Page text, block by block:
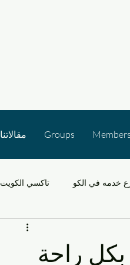
مقالاتنا Groups Members
خدمه في الكو تاكسي الكويت
بكل راحة